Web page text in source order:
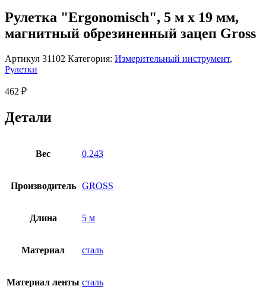
Рулетка "Ergonomisch", 5 м x 19 мм,
магнитный обрезиненный зацеп Gross
Артикул 31102 Категория: Измерительный инструмент,
Рулетки
462 ₽
Детали
Вес 0,243
Производитель GROSS
Длина 5 м
Материал сталь
Материал ленты сталь